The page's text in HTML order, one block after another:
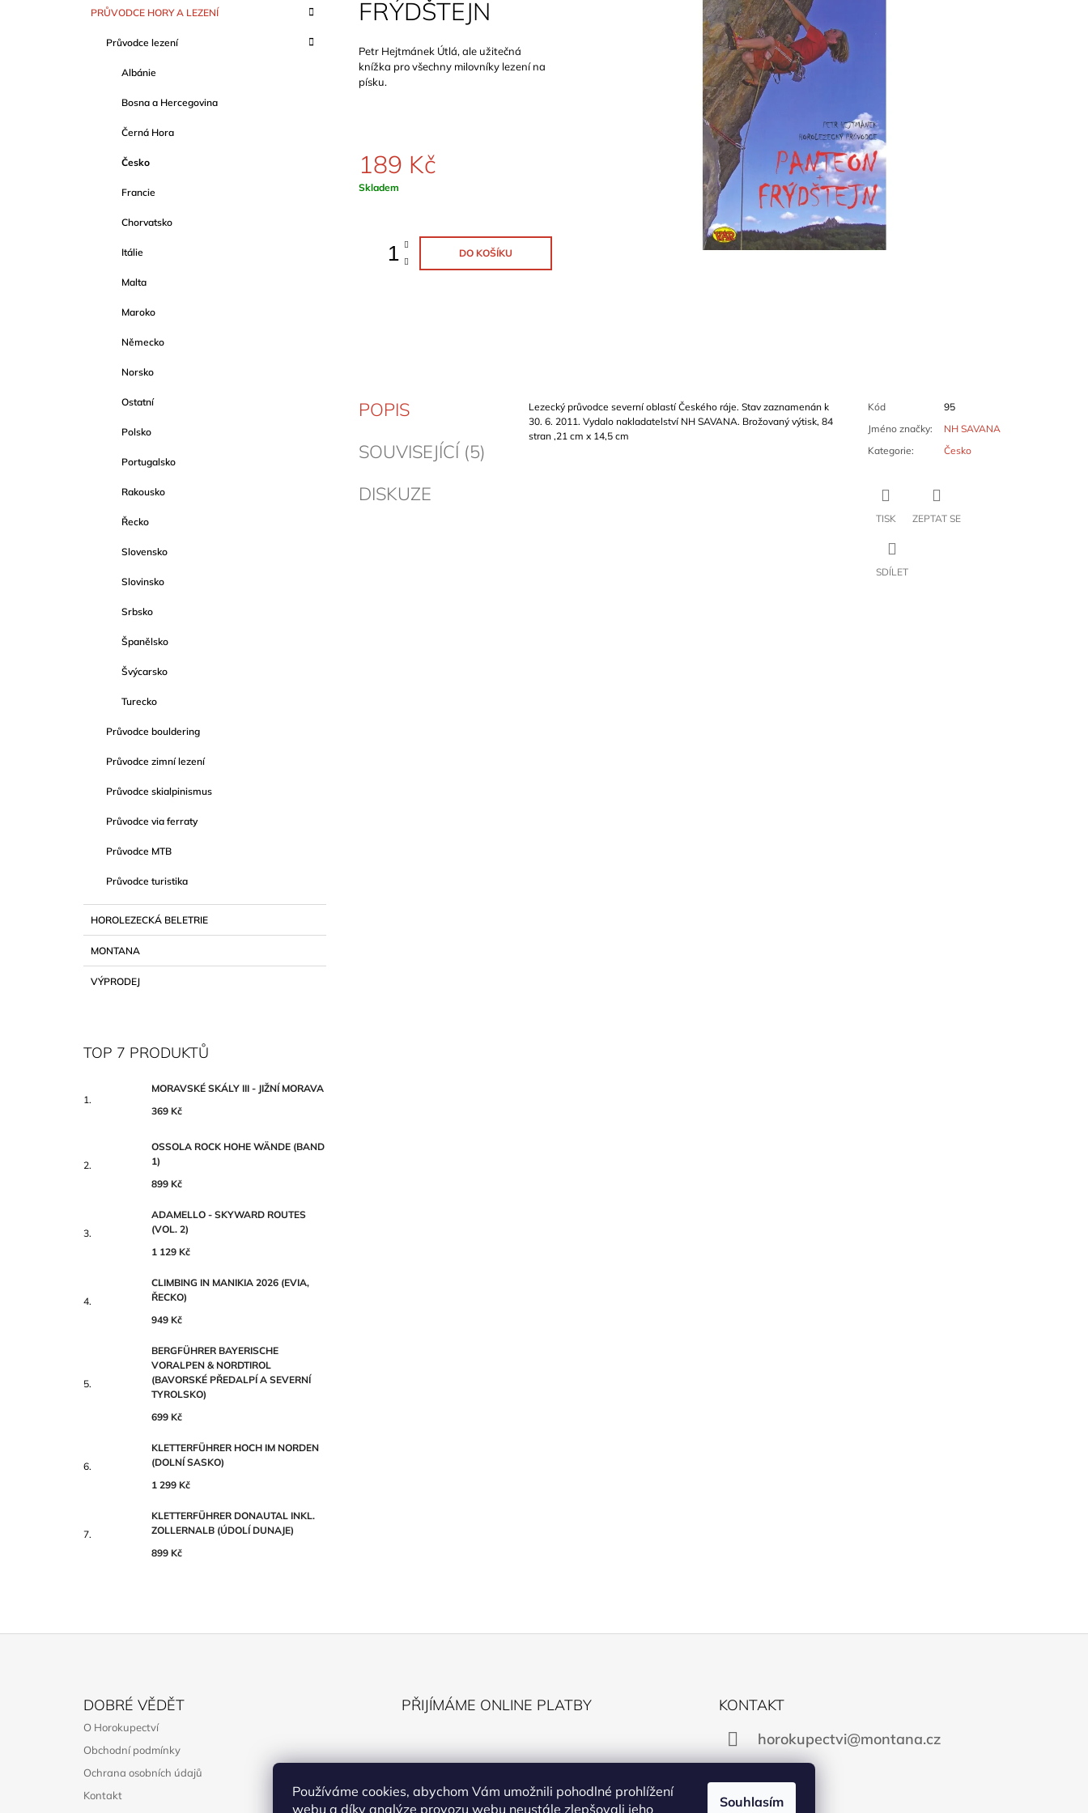
Používáme cookies, abychom Vám umožnili pohodlné prohlížení
webu a díky analýze provozu webu neustále zlepšovali jeho
Souhlasím
kategorie
APRŮVODCE HORY A LEZENÍ
Průvodce lezení
Albánie
Bosna a Hercegovina
Černá Hora
Česko
Francie
Chorvatsko
Itálie
Malta
Maroko
Německo
Norsko
Ostatní
Polsko
Portugalsko
Rakousko
Řecko
Slovensko
Slovinsko
Srbsko
Španělsko
Švýcarsko
Turecko
Průvodce bouldering
Průvodce zimní lezení
Průvodce skialpinismus
Průvodce via ferraty
Průvodce MTB
Průvodce turistika
HOROLEZECKÁ BELETRIE
MONTANA
VÝPRODEJ
TOP 7 PRODUKTŮ
MORAVSKÉ SKÁLY III - JIŽNÍ MORAVA
369 Kč
OSSOLA ROCK HOHE WÄNDE (BAND
1)
899 Kč
ADAMELLO - SKYWARD ROUTES
(VOL. 2)
1 129 Kč
CLIMBING IN MANIKIA 2026 (EVIA,
ŘECKO)
949 Kč
BERGFÜHRER BAYERISCHE
VORALPEN & NORDTIROL
(BAVORSKÉ PŘEDALPÍ A SEVERNÍ
TYROLSKO)
699 Kč
KLETTERFÜHRER HOCH IM NORDEN
(DOLNÍ SASKO)
1 299 Kč
KLETTERFÜHRER DONAUTAL INKL.
ZOLLERNALB (ÚDOLÍ DUNAJE)
899 Kč
FRÝDŠTEJN
Petr Hejtmánek Útlá, ale užitečná
knížka pro všechny milovníky lezení na
písku.
189 Kč
Měrná
Skladem
DO KOŠÍKU
POPIS
SOUVISEJÍCÍ (5)
DISKUZE
Lezecký průvodce severní oblastí Českého ráje. Stav zaznamenán k
30. 6. 2011. Vydalo nakladatelství NH SAVANA. Brožovaný výtisk, 84
stran ,21 cm x 14,5 cm
Kód
95
Jméno značky:
NH SAVANA
Kategorie: Česko
TISK ZEPTAT SE
SDÍLET
899 Kč
DOBRÉ VĚDĚT
O Horokupectví
Obchodní podmínky
Ochrana osobních údajů
Kontakt
PŘIJÍMÁME ONLINE PLATBY
KONTAKT
horokupectvi@montana.cz
Facebook